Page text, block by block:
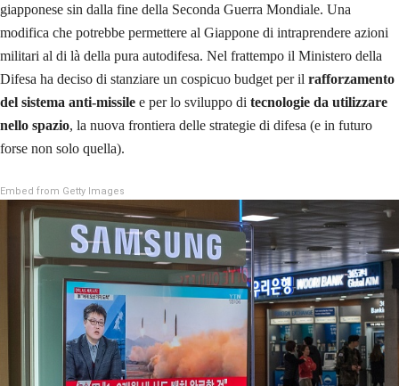
giapponese sin dalla fine della Seconda Guerra Mondiale. Una
modifica che potrebbe permettere al Giappone di intraprendere azioni
militari al di là della pura autodifesa. Nel frattempo il Ministero della
Difesa ha deciso di stanziare un cospicuo budget per il rafforzamento
del sistema anti-missile e per lo sviluppo di tecnologie da utilizzare
nello spazio, la nuova frontiera delle strategie di difesa (e in futuro
forse non solo quella).
Embed from Getty Images